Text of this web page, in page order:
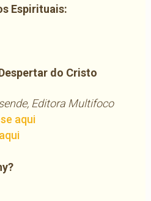
Espirituais:
do Cristo
Editora Multifoco
aqui